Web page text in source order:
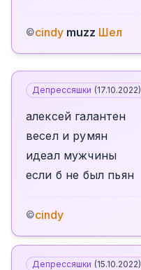
©cindy muzz Шел
Депрессяшки (17.10.2022)
алексей галантен
весел и румян
идеал мужчины
если б не был пьян
©cindy
Депрессяшки (15.10.2022)